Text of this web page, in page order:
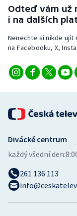
Triatlon
Vodní slalom
Volejbal
Odteď vám už
i na dalších
Nenechte si nikde ujít
na Facebooku, X,
Divácké centrum
každý všední den:
261 136 113